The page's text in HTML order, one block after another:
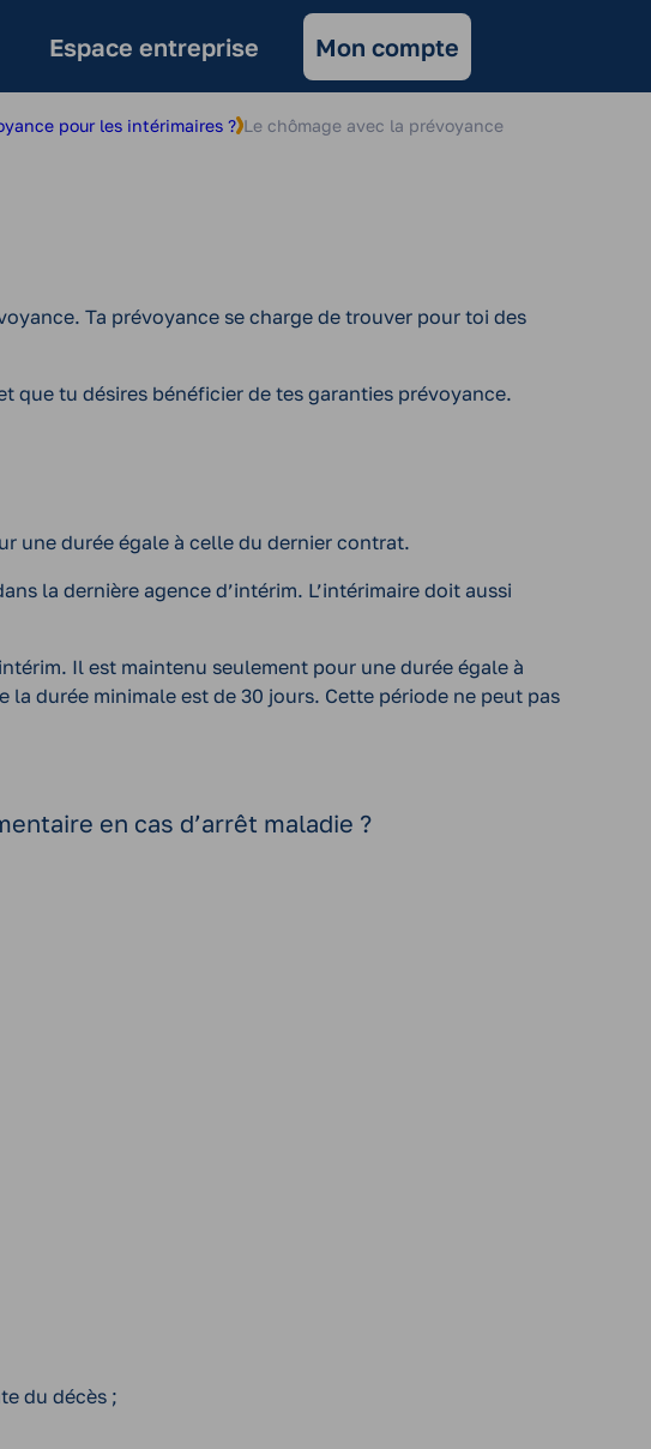
Espace entreprise Mon compte
pour les intérimaires ? Le chômage avec la prévoyance
Ta prévoyance se charge de trouver pour toi des
que tu désires bénéficier de tes garanties prévoyance.
une durée égale à celle du dernier contrat.
la dernière agence d’intérim. L’intérimaire doit aussi
Il est maintenu seulement pour une durée égale à
durée minimale est de 30 jours. Cette période ne peut pas
en cas d’arrêt maladie ?
du décès ;